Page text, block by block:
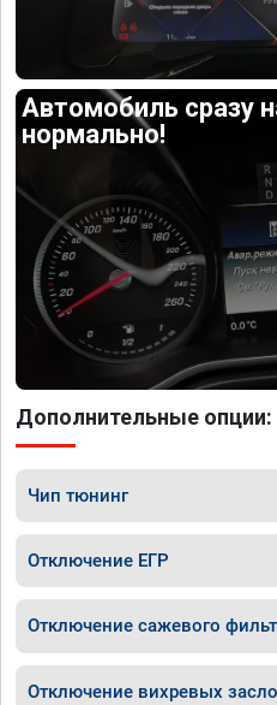
Автомобиль сразу
нормально!
Дополнительные опции:
Чип тюнинг
Отключение ЕГР
Отключение сажевого
Отключение вихревых